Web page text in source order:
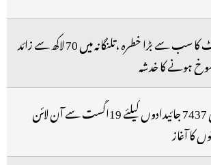
ووٹر لسٹ کا سب سے بڑا خطرہ ،تلنگانہ میں 70 لاکھ سے زائد
ہونے کا خدشہ
پولیس کی 7437 جائیدادوں کیلئے 19اگست سے آن لائن
کا آغاز